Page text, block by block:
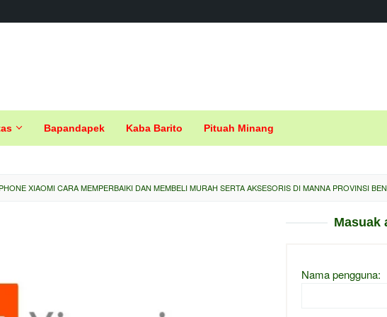
Bapandapek Kaba Barito Pituah Minang
XIAOMI CARA MEMPERBAIKI DAN MEMBELI MURAH SERTA AKSESORIS DI MANNA PROVINSI
Masuak
Nama pengguna: